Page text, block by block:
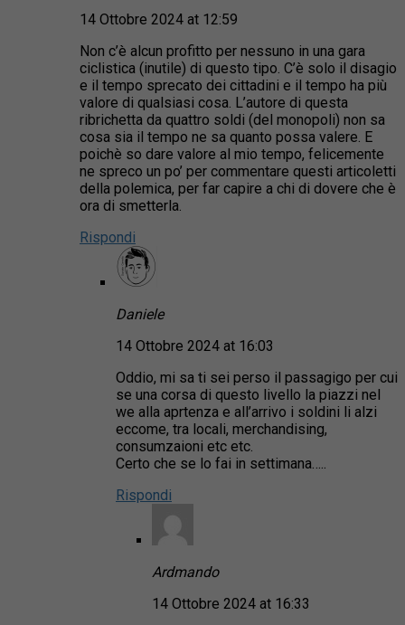
14 Ottobre 2024 at 12:59
Non c’è alcun profitto per nessuno in una gara
ciclistica (inutile) di questo tipo. C’è solo il disagio
e il tempo sprecato dei cittadini e il tempo ha più
valore di qualsiasi cosa. L’autore di questa
ribrichetta da quattro soldi (del monopoli) non sa
cosa sia il tempo ne sa quanto possa valere. E
poichè so dare valore al mio tempo, felicemente
ne spreco un po’ per commentare questi articoletti
della polemica, per far capire a chi di dovere che è
ora di smetterla.
Rispondi
Daniele
14 Ottobre 2024 at 16:03
Oddio, mi sa ti sei perso il passagigo per cui
se una corsa di questo livello la piazzi nel
we alla aprtenza e all’arrivo i soldini li alzi
eccome, tra locali, merchandising,
consumzaioni etc etc.
Certo che se lo fai in settimana…..
Rispondi
Ardmando
14 Ottobre 2024 at 16:33